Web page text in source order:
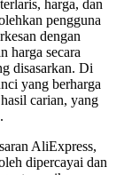
harga, dan
pengguna
dengan
harga secara
disasarkan. Di
yang berharga
carian, yang
AliExpress,
dipercayai dan